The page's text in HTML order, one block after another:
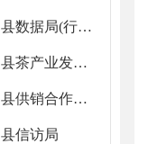
县数据局(行政审批服务局)
县茶产业发展服务中心
县供销合作社联合社
县信访局